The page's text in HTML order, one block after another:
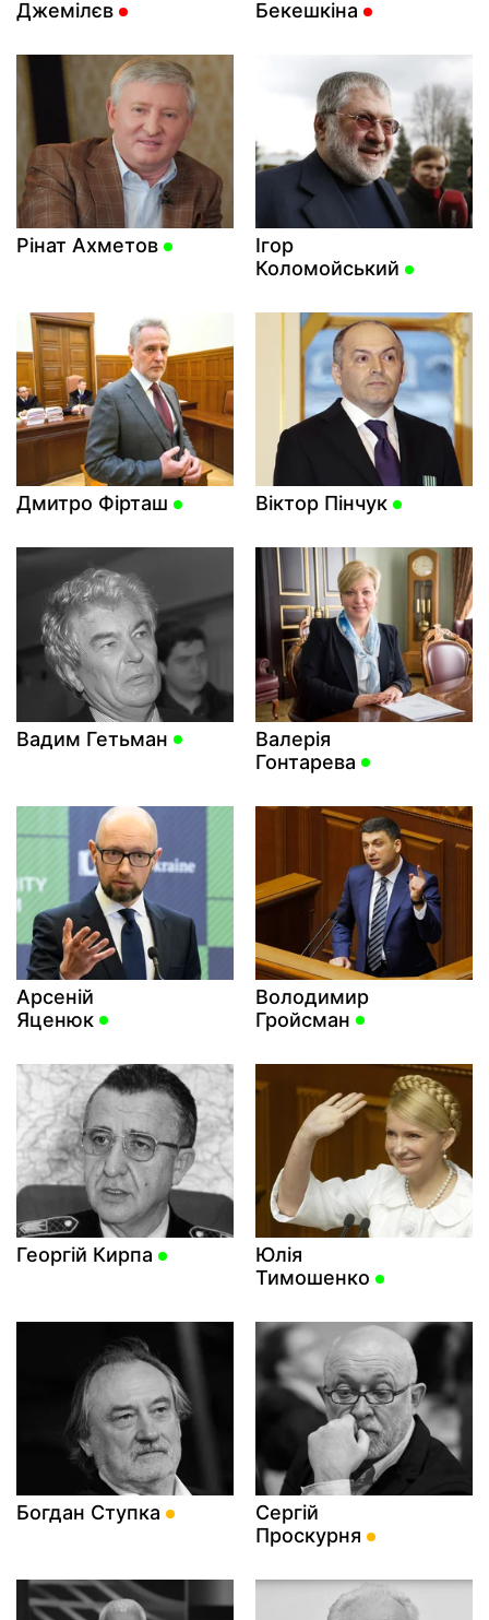
Джемілєв Бекешкіна
Рінат Ахметов
Ігор
Коломойський
Дмитро Фірташ Віктор Пінчук
Вадим Гетьман
Валерія
Гонтарева
Арсеній
Яценюк
Володимир
Гройсман
Георгій Кирпа
Юлія
Тимошенко
Богдан Ступка
Сергій
Проскурня